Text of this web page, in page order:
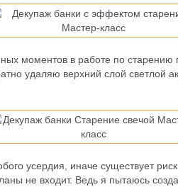
моментов в работе по старению
удаляю верхний слой светлой
усердия, иначе существует
не входит. Ведь я пытаюсь